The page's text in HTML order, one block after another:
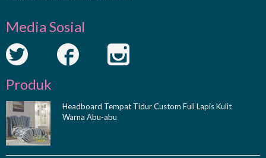
Media Sosial
Produk
Headboard Tempat Tidur Custom Full Lapis Kulit
Warna Abu-abu